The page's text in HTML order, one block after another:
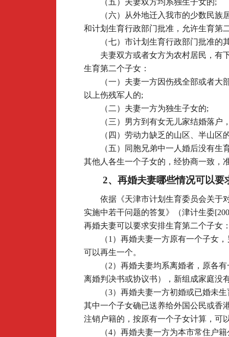
（六）从外地迁入我市的少数民
和计划生育行政部门批准，允许生育第
（七）市计划生育行政部门批准的
夫妻双方或者女方为农村居民，有
生育第二个子女：
（一）夫妻一方因伤残全部或者
以上伤残军人的;
（二）夫妻一方为独生子女的;
（三）男方到有女无儿家结婚落户
（四）劳动力缺乏的山区、半山区
（五）同胞兄弟中一人婚后没有
其他人各生一个子女的，经协商一致，
2、再婚夫妻哪些情况可以
依据《天津市计划生育委员会关于
实施中若干问题的答复》（津计生委
再婚夫妻可以要求安排生育第二个子女
（1）再婚夫妻一方原有一个子女
可以再生一个。
（2）再婚夫妻均系离婚者，原各
离婚判决书或协议书），新组成家庭没
（3）再婚夫妻一方初婚或已婚未
其中一个子女确已送养给外国公民或香
注销户籍的，按原有一个子女计算，可
（4）再婚夫妻一方为本市常住户